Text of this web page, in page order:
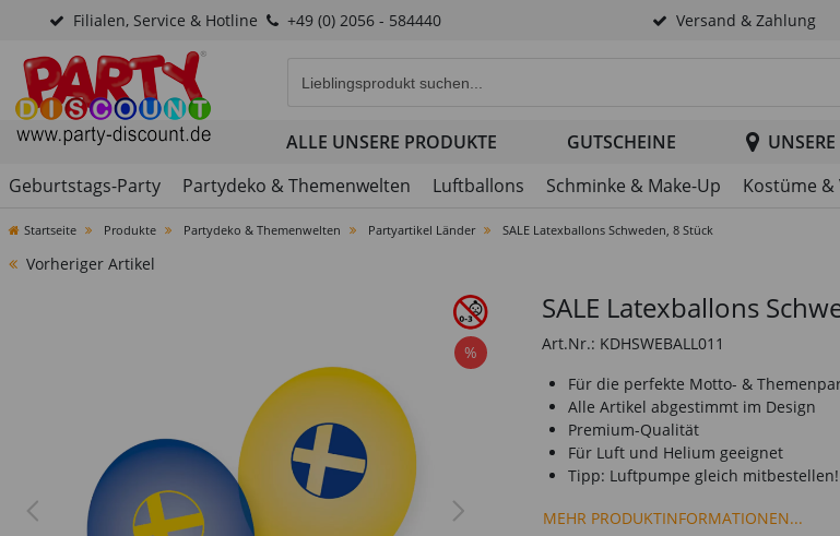
Filialen, Service & Hotline +49 (0) 2056 - 584440 Versand & Zahlung
ALLE UNSERE PRODUKTE GUTSCHEINE
Geburtstags-Party
Partydeko & Themenwelten Luftballons Schminke & Make-Up Kostüme &
Startseite Produkte Partydeko & Themenwelten Partyartikel Länder SALE Latexballons Schweden, 8 Stück
Vorheriger Artikel
%
SALE Latexballons
Art.Nr.: KDHSWEBALL011
Für die perfekte Motto- &
Alle Artikel abgestimmt im Design
Premium-Qualität
Für Luft und Helium geeignet
Tipp: Luftpumpe gleich mitbestellen!
MEHR PRODUKTINFORMATIONEN...